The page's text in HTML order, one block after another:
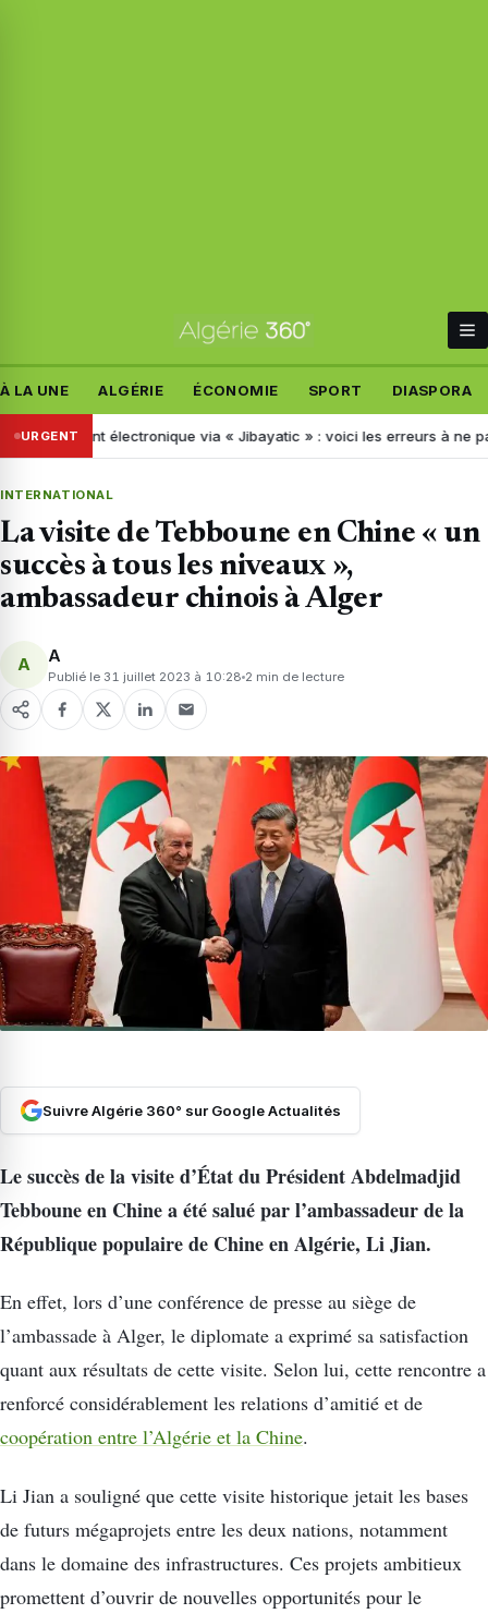
À LA UNE ALGÉRIE ÉCONOMIE SPORT DIASPORA
URGENTélectronique via « Jibayatic » : voici les erreurs à ne pas
INTERNATIONAL
La visite de Tebboune en Chine « un
succès à tous les niveaux »,
ambassadeur chinois à Alger
A A
Publié le 31 juillet 2023 à 10:28 2 min de lecture
Suivre Algérie 360° sur Google Actualités
Le succès de la visite d’État du Président Abdelmadjid
Tebboune en Chine a été salué par l’ambassadeur de la
République populaire de Chine en Algérie, Li Jian.
En effet, lors d’une conférence de presse au siège de
l’ambassade à Alger, le diplomate a exprimé sa satisfaction
quant aux résultats de cette visite. Selon lui, cette rencontre a
renforcé considérablement les relations d’amitié et de
coopération entre l’Algérie et la Chine.
Li Jian a souligné que cette visite historique jetait les bases
de futurs mégaprojets entre les deux nations, notamment
dans le domaine des infrastructures. Ces projets ambitieux
promettent d’ouvrir de nouvelles opportunités pour le